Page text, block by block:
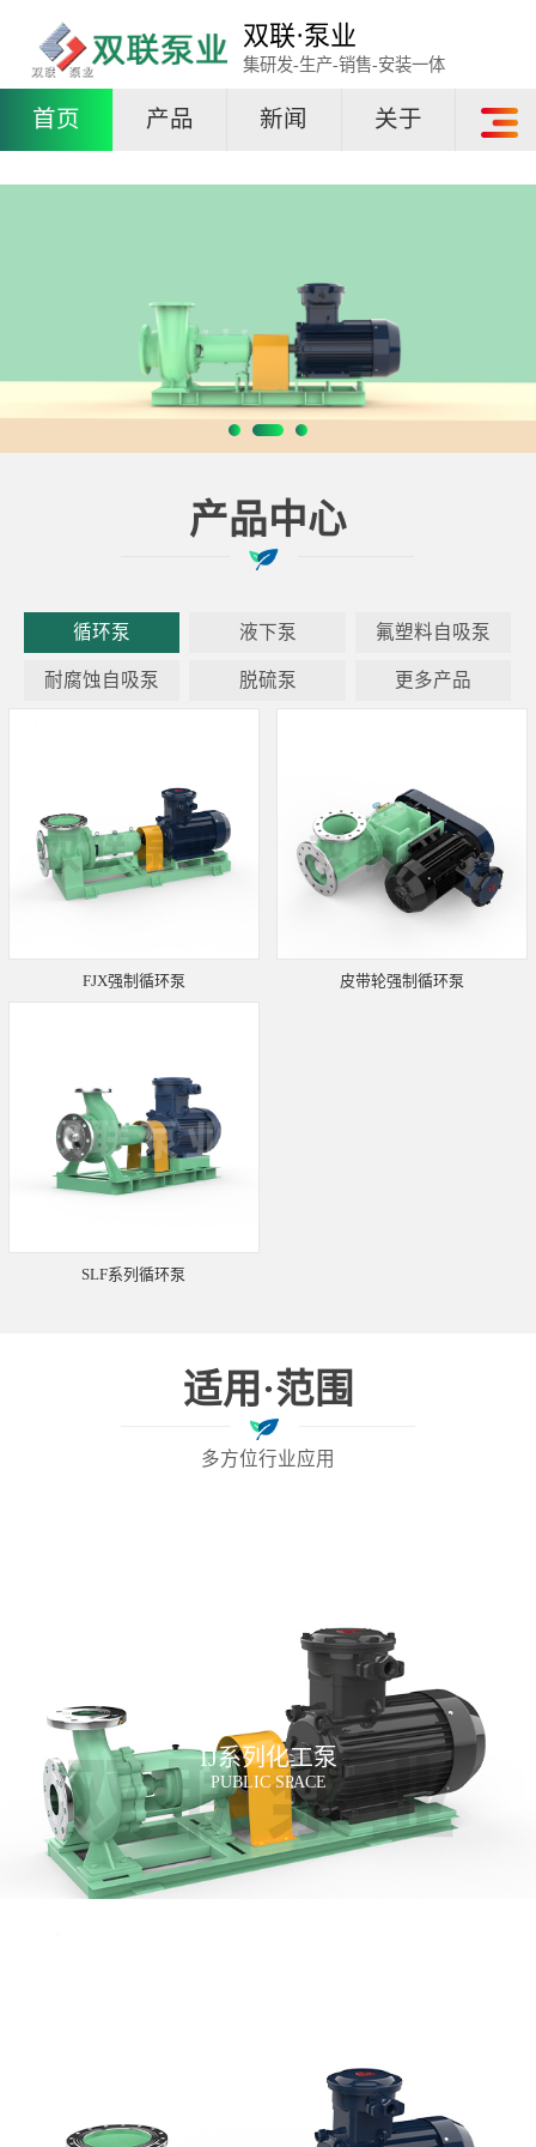
双联·泵业
集研发-生产-销售-安装一体
首页 产品 新闻 关于
产品中心
循环泵 液下泵 氟塑料自吸泵
耐腐蚀自吸泵 脱硫泵 更多产品
FJX强制循环泵 皮带轮强制循环泵
SLF系列循环泵
适用·范围
多方位行业应用
IJ系列化工泵
PUBLIC SPACE